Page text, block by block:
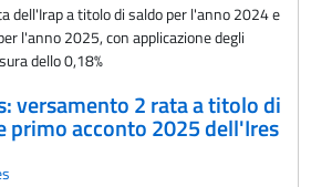
dell'Irap a titolo di saldo per l'anno 2024 e
l'anno 2025, con applicazione degli
dello 0,18%
versamento 2 rata a titolo di
primo acconto 2025 dell'Ires